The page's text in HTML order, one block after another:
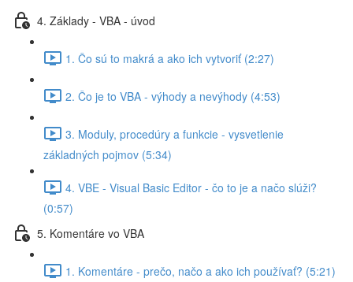
4. Základy - VBA - úvod
1. Čo sú to makrá a ako ich vytvoriť (2:27)
2. Čo je to VBA - výhody a nevýhody (4:53)
3. Moduly, procedúry a funkcie - vysvetlenie
základných pojmov (5:34)
4. VBE - Visual Basic Editor - čo to je a načo slúži?
(0:57)
5. Komentáre vo VBA
1. Komentáre - prečo, načo a ako ich používať? (5:21)